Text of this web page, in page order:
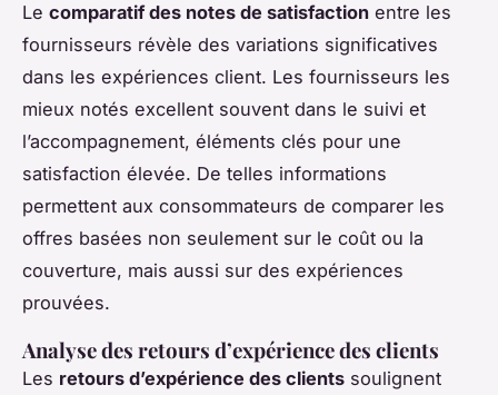
Le comparatif des notes de satisfaction entre les
fournisseurs révèle des variations significatives
dans les expériences client. Les fournisseurs les
mieux notés excellent souvent dans le suivi et
l’accompagnement, éléments clés pour une
satisfaction élevée. De telles informations
permettent aux consommateurs de comparer les
offres basées non seulement sur le coût ou la
couverture, mais aussi sur des expériences
prouvées.
Analyse des retours d’expérience des clients
Les retours d’expérience des clients soulignent